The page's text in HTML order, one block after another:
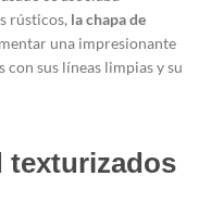
rústicos, la chapa de
una impresionante
con sus líneas limpias y su
texturizados